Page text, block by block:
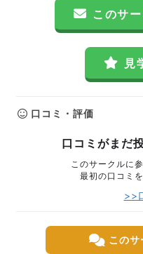
このサ
見
口コミ・評価
口コミがまだ
このサークルに
最初の口コミ
>>
このサ